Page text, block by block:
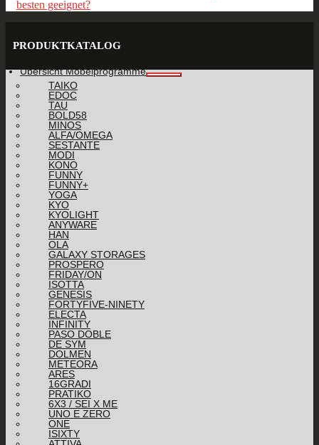
besten geeignet?
PRODUKTKATALOG
Übersicht Möbelprogramme
TAIKO
EDOC
TAU
BOLD58
MINOS
ALFA/OMEGA
SESTANTE
MODI
KONO
FUNNY
FUNNY+
YOGA
KYO
KYOLIGHT
ANYWARE
HAN
OLA
GALAXY STORAGES
PROSPERO
FRIDAY/ON
ISOTTA
GENESIS
FORTYFIVE-NINETY
ELECTA
INFINITY
PASO DOBLE
DE SYM
DOLMEN
METEORA
ARES
16GRADI
PRATIKO
6X3 / SEI X ME
UNO E ZERO
ONE
ISIXTY